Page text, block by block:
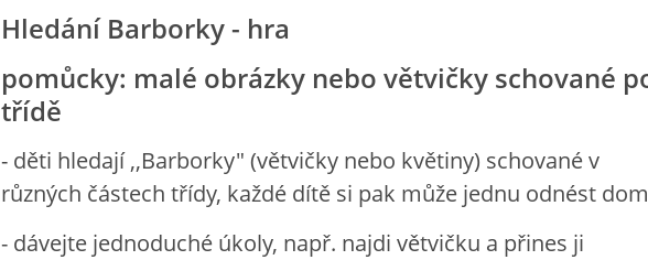
Hledání Barborky - hra
pomůcky: malé obrázky nebo větvičky schované
třídě
- děti hledají ,,Barborky" (větvičky nebo květiny) schované v
různých částech třídy, každé dítě si pak může jednu odnést
- dávejte jednoduché úkoly, např. najdi větvičku a přines ji